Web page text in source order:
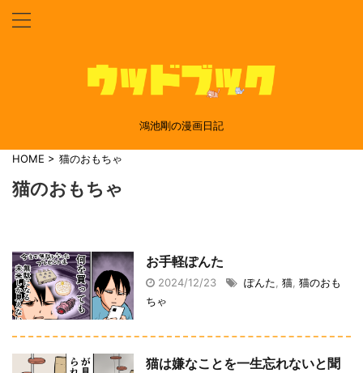
鴻池剛の漫画日記
HOME > 猫のおもちゃ
猫のおもちゃ
お手軽ぽんた
2024/12/23 ぽんた 猫 猫のおも
ちゃ
猫は嫌なことを一生忘れないと聞